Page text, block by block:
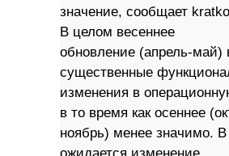
значение, сообщает
В целом весеннее
обновление (апрель-май)
существенные
изменения в
в то время как осеннее
ноябрь) менее значимо. В
ожидается изменение